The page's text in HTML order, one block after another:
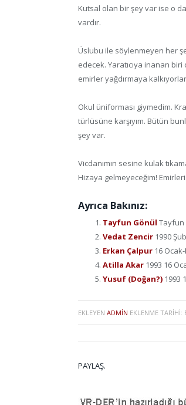
Kutsal olan bir şey var ise o
vardır.
Üslubu ile söylenmeyen her
edecek. Yaratıcıya inanan
emirler yağdırmaya
Okul üniforması giymedim.
türlüsüne karşıyım. Bütün
şey var.
Vicdanımın sesine kulak
Hizaya gelmeyeceğim!
Ayrıca Bakınız:
Tayfun Gönül Tayfun
Vedat Zencir 1990
Erkan Çalpur 16
Atilla Akar 1993 16
Yusuf (Doğan?) 1993
EKLEYEN ADMIN EKLENME TARIHI:
PAYLAŞ.